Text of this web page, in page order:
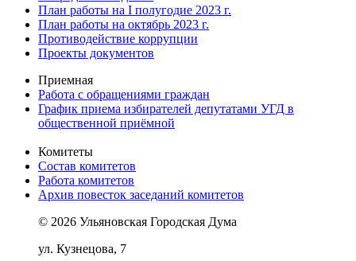
План работы на I полугодие 2023 г.
План работы на октябрь 2023 г.
Противодействие коррупции
Проекты документов
Приемная
Работа с обращениями граждан
График приема избирателей депутатами УГД в
общественной приёмной
Комитеты
Состав комитетов
Работа комитетов
Архив повесток заседаний комитетов
© 2026 Ульяновская Городская Дума
ул. Кузнецова, 7